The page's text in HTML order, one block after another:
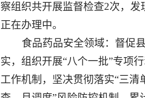
察组织共开展监督检查2次，发
正在办理中。
食品药品安全领域： 督促
实，组织开展“八个一批”专项
工作机制，坚决贯彻落实“三